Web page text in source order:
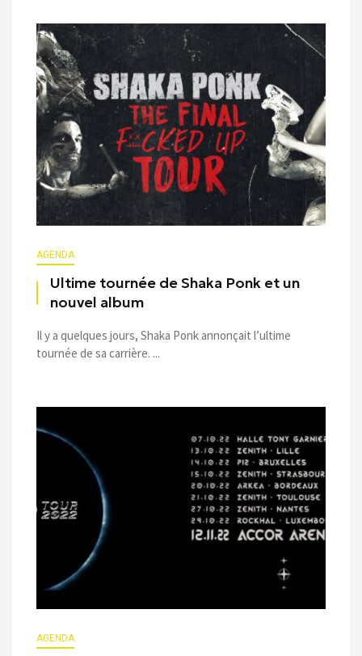
AGENDA
Ultime tournée de Shaka Ponk et un
nouvel album
Il y a quelques jours, Shaka Ponk annonçait l’ultime
tournée de sa carrière. ...
AGENDA